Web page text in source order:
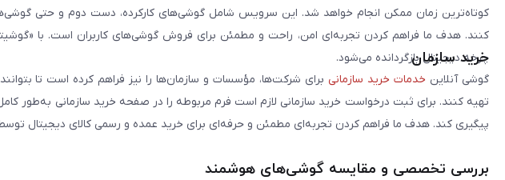
کوتاه‌ترین زمان ممکن انجام خواهد شد. این سرویس شامل گوشی‌های کارکرده، دست دوم و حتی
کنند. هدف ما فراهم کردن تجربه‌ای امن، راحت و مطمئن برای فروش گوشی‌های کاربران است. با
چرخه دیجیتال بازگردانده می‌شود.
خرید سازمان
گوشی آنلاین خدمات خرید سازمانی برای شرکت‌ها، مؤسسات و سازمان‌ها را نیز فراهم کرده است تا
تهیه کنند. برای ثبت درخواست خرید سازمانی لازم است فرم مربوطه را در صفحه خرید سازمانی به‌طور
پیگیری کند. هدف ما فراهم کردن تجربه‌ای مطمئن و حرفه‌ای برای خرید عمده و رسمی کالای دیجیتال
بررسی تخصصی و مقایسه گوشی‌های هوشمند